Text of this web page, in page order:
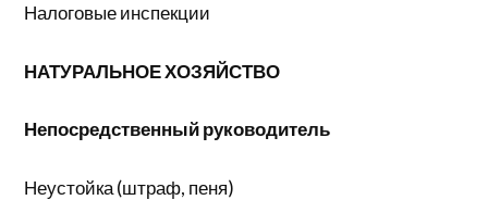
Налоговые инспекции
НАТУРАЛЬНОЕ ХОЗЯЙСТВО
Непосредственный руководитель
Неустойка (штраф, пеня)